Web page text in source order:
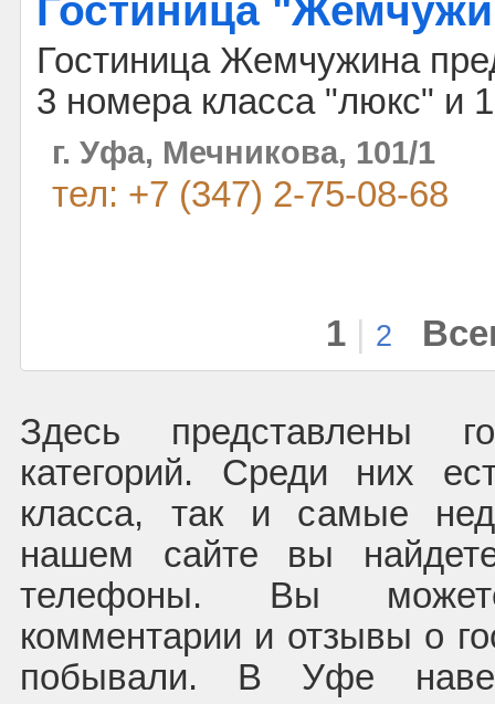
Гостиница
Гостиница Жемчужина
3 номера класса "люкс" и
г. Уфа, Мечникова, 101/1
тел: +7 (347) 2-75-08-68
1 2
Здесь представлены
категорий. Среди них
класса, так и самые
нашем сайте вы
телефоны. Вы
комментарии и отзывы о
побывали. В Уфе